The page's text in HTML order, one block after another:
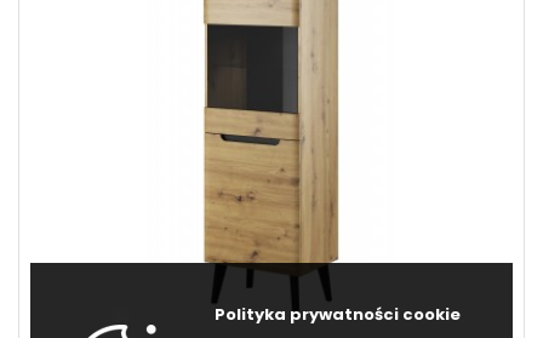
Polityka prywatności cookie